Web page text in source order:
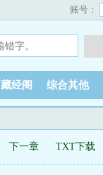
账号：
藏经阁 综合其他
下一章 TXT下载